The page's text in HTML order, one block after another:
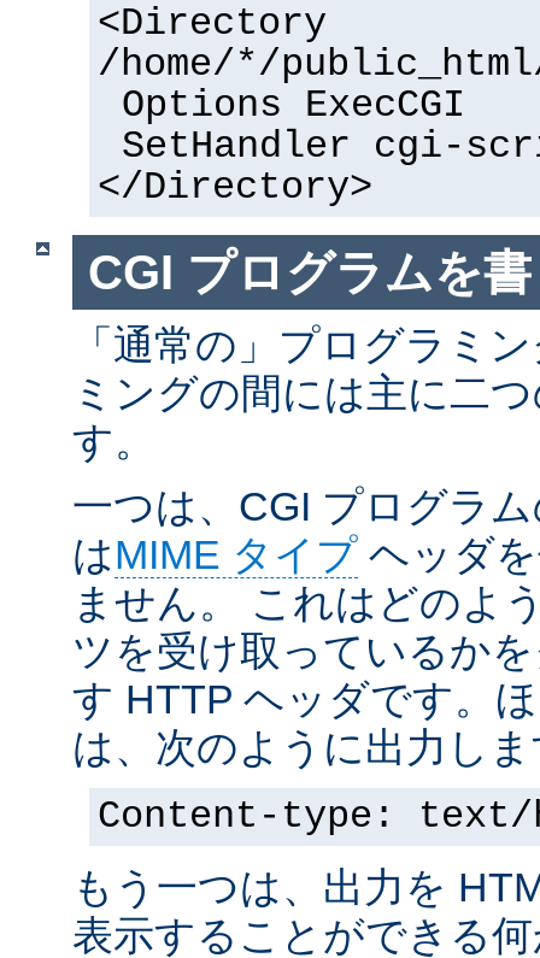
<Directory
/home/*/
Options ExecCGI
SetHandler cgi-
</Directory>
CGI プログラムを
「通常の」プログラミ
ミングの間には主に二
す。
一つは、CGI プログラ
はMIME タイプ ヘッダ
ません。 これはどのよ
ツを受け取っているか
す HTTP ヘッダです。
は、次のように出力し
Content-type: text/
もう一つは、出力を
表示することができる